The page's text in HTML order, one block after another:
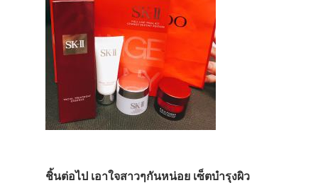
ชิ้นต่อไป เอาใจสาวๆกันหน่อย เซ็ตบำรุงผิว